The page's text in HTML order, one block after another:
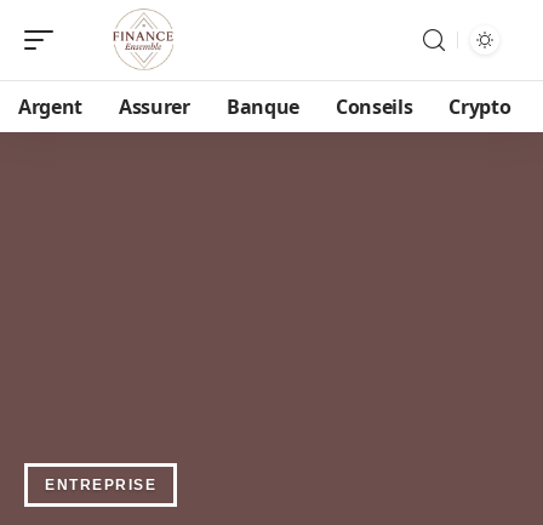
Argent Assurer Banque Conseils Crypto
ENTREPRISE